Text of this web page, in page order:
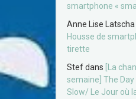
smartphone «
Anne Lise Latscha
Housse de
tirette
Stefdans
[La
semaine] The
Slow/ Le Jour où